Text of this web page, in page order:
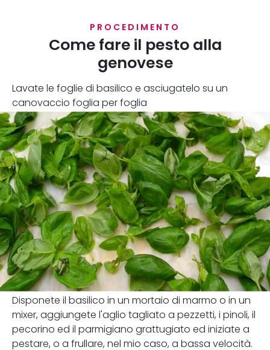
PROCEDIMENTO
Come fare il pesto alla
genovese
Lavate le foglie di basilico e asciugatelo su un
canovaccio foglia per foglia
Disponete il basilico in un mortaio di marmo o in un
mixer, aggiungete l'aglio tagliato a pezzetti, i pinoli, il
pecorino ed il parmigiano grattugiato ed iniziate a
pestare, o a frullare, nel mio caso, a bassa velocità.